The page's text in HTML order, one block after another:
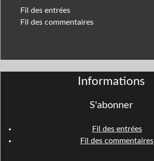
Fil des entrées
Fil des commentaires
Informations
S'abonner
Fil des entrées
Fil des commentaires